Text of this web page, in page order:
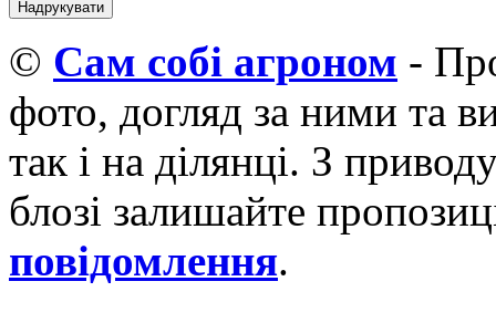
© Cам собі агроном -
фото, догляд за ними та
так і на ділянці. З
блозі залишайте
повідомлення.